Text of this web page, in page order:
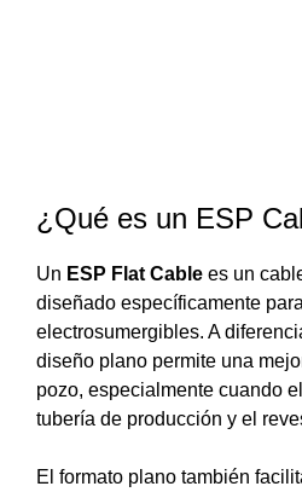
¿Qué es un ESP
Un ESP Flat Cable es un
diseñado específicamente
electrosumergibles. A
diseño plano permite una
pozo, especialmente cuando
tubería de producción y el
El formato plano también